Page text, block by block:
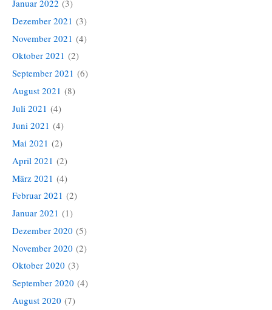
Januar 2022 (3)
Dezember 2021 (3)
November 2021 (4)
Oktober 2021 (2)
September 2021 (6)
August 2021 (8)
Juli 2021 (4)
Juni 2021 (4)
Mai 2021 (2)
April 2021 (2)
März 2021 (4)
Februar 2021 (2)
Januar 2021 (1)
Dezember 2020 (5)
November 2020 (2)
Oktober 2020 (3)
September 2020 (4)
August 2020 (7)